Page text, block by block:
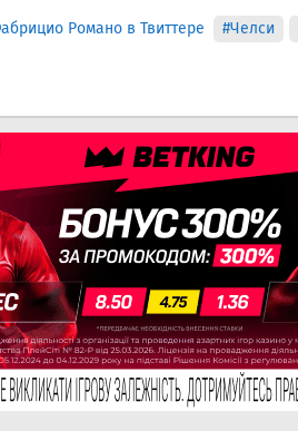
Романо в Твиттере #Челси